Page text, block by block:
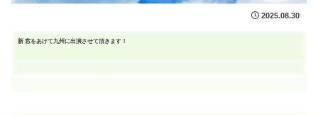
2025.08.30
新 窓をあけて九州に出演させて頂きます！